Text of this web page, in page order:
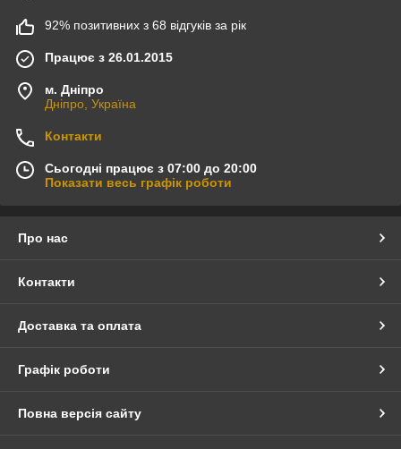
92% позитивних з 68 відгуків за рік
Працює з 26.01.2015
м. Дніпро
Дніпро, Україна
Контакти
Сьогодні працює з 07:00 до 20:00
Показати весь графік роботи
Про нас
Контакти
Доставка та оплата
Графік роботи
Повна версія сайту